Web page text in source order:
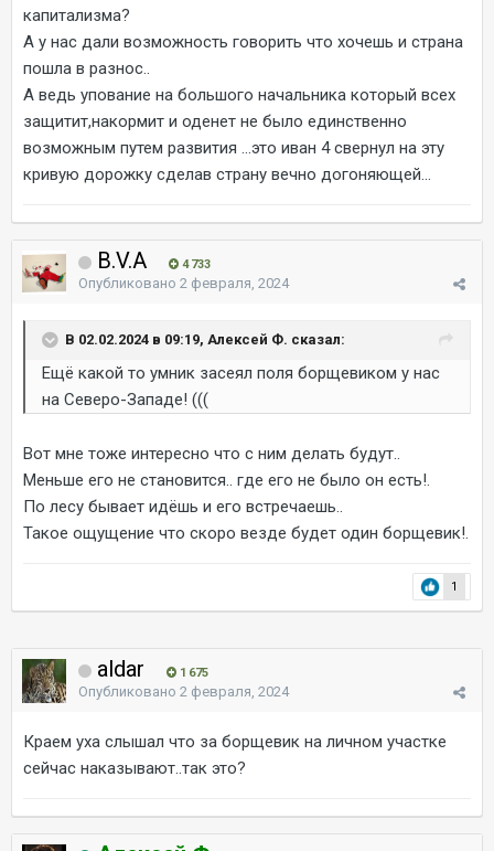
капитализма?
А у нас дали возможность говорить что хочешь и страна
пошла в разнос..
А ведь упование на большого начальника который всех
защитит,накормит и оденет не было единственно
возможным путем развития ...это иван 4 свернул на эту
кривую дорожку сделав страну вечно догоняющей...
B.V.A 4 733
Опубликовано 2 февраля, 2024
В 02.02.2024 в 09:19, Алексей Ф. сказал:
Ещё какой то умник засеял поля борщевиком у нас
на Северо-Западе! (((
Вот мне тоже интересно что с ним делать будут..
Меньше его не становится.. где его не было он есть!.
По лесу бывает идёшь и его встречаешь..
Такое ощущение что скоро везде будет один борщевик!.
1
aldar 1 675
Опубликовано 2 февраля, 2024
Краем уха слышал что за борщевик на личном участке
сейчас наказывают..так это?